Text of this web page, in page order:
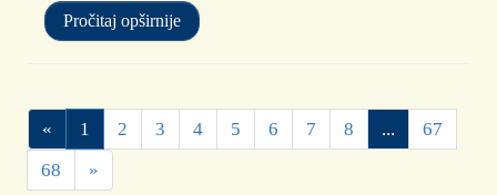
Pročitaj opširnije
« 1 2 3 4 5 6 7 8 ...
67
68
»